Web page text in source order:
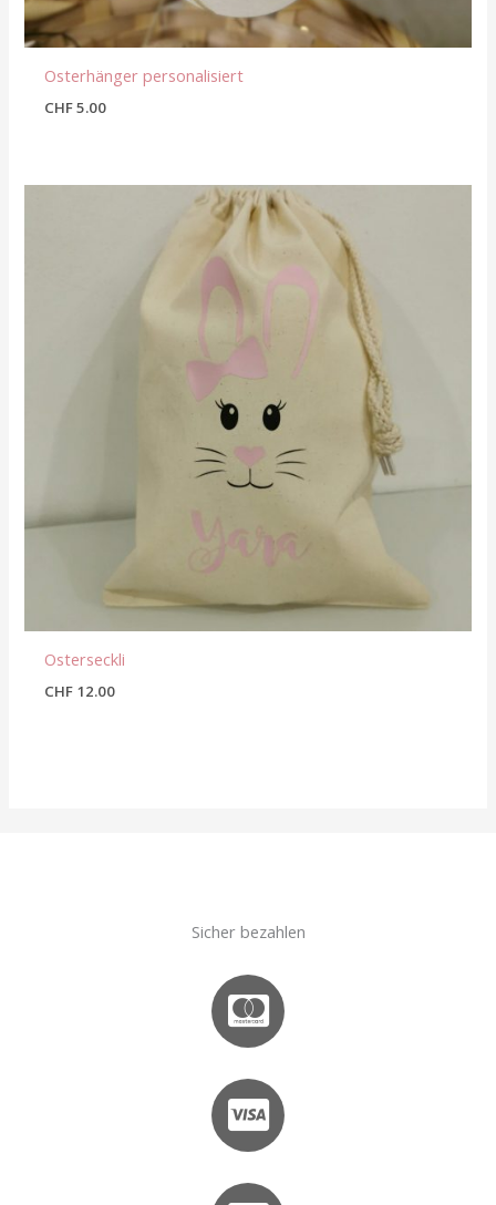
Osterhänger personalisiert
CHF5.00
Osterseckli
CHF12.00
Sicher bezahlen